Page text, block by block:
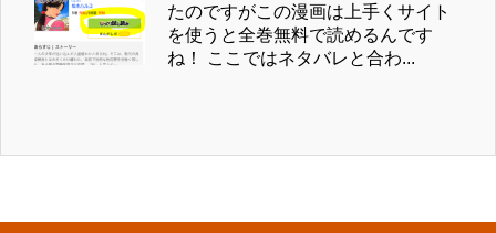
たのですがこの漫画は上手くサイト
を使うと全巻無料で読めるんです
ね！ ここではネタバレと合わ...